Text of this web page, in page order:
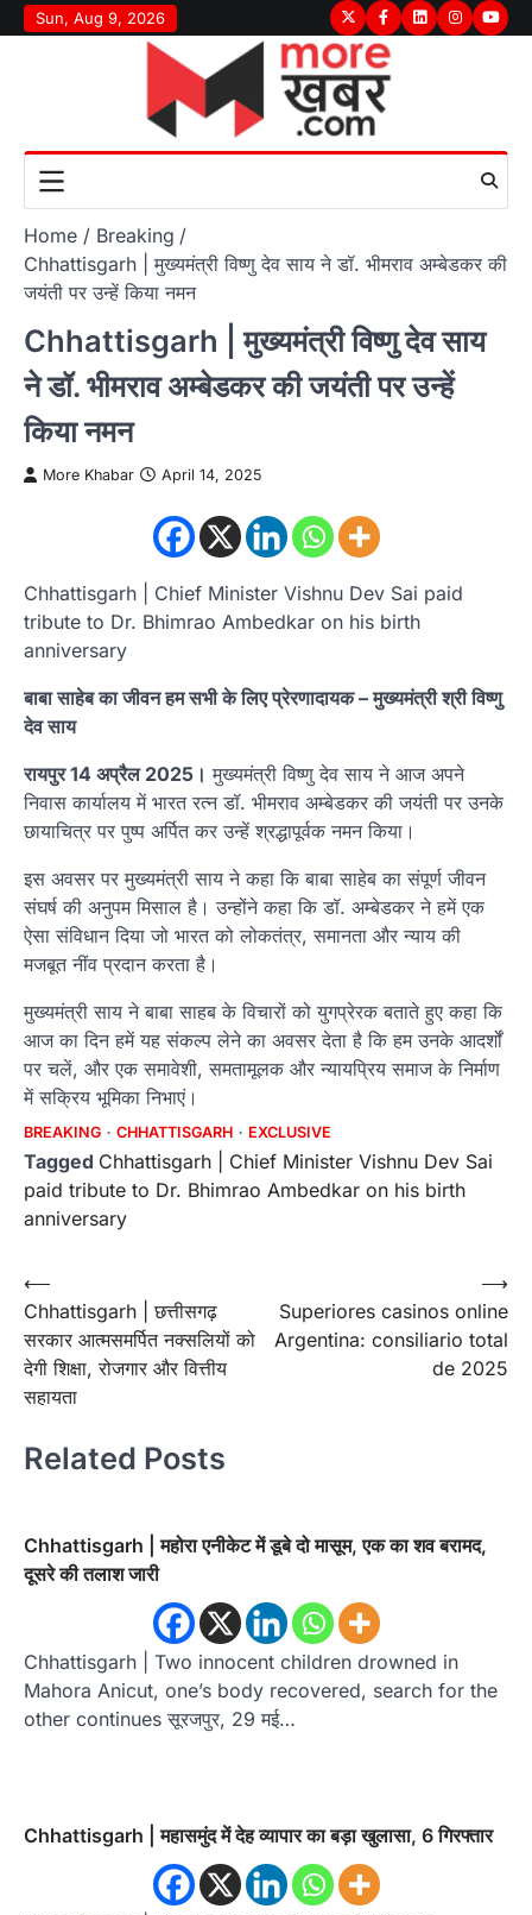
Skip
to
Sun, Aug 9, 2026 TwitterFacebook
LinkedInInstagram
Home
Breaking
Chhattisgarh | मुख्यमंत्री विष्णु देव साय ने डॉ. भीमराव अम्बेडकर की
जयंती पर उन्हें किया नमन
Chhattisgarh | मुख्यमंत्री विष्णु देव साय
ने डॉ. भीमराव अम्बेडकर की जयंती पर उन्हें
किया नमन
More Khabar April 14, 2025
Chhattisgarh | Chief Minister Vishnu Dev Sai paid
tribute to Dr. Bhimrao Ambedkar on his birth
anniversary
बाबा साहेब का जीवन हम सभी के लिए प्रेरणादायक – मुख्यमंत्री श्री विष्णु
देव साय
रायपुर 14 अप्रैल 2025। मुख्यमंत्री विष्णु देव साय ने आज अपने
निवास कार्यालय में भारत रत्न डॉ. भीमराव अम्बेडकर की जयंती पर उनके
छायाचित्र पर पुष्प अर्पित कर उन्हें श्रद्धापूर्वक नमन किया।
इस अवसर पर मुख्यमंत्री साय ने कहा कि बाबा साहेब का संपूर्ण जीवन
संघर्ष की अनुपम मिसाल है। उन्होंने कहा कि डॉ. अम्बेडकर ने हमें एक
ऐसा संविधान दिया जो भारत को लोकतंत्र, समानता और न्याय की
मजबूत नींव प्रदान करता है।
मुख्यमंत्री साय ने बाबा साहब के विचारों को युगप्रेरक बताते हुए कहा कि
आज का दिन हमें यह संकल्प लेने का अवसर देता है कि हम उनके आदर्शों
पर चलें, और एक समावेशी, समतामूलक और न्यायप्रिय समाज के निर्माण
में सक्रिय भूमिका निभाएं।
BREAKING CHHATTISGARH EXCLUSIVE
Tagged Chhattisgarh | Chief Minister Vishnu Dev Sai
paid tribute to Dr. Bhimrao Ambedkar on his birth
anniversary
Post
navigation
⟵
Chhattisgarh | छत्तीसगढ़
सरकार आत्मसमर्पित नक्सलियों को
देगी शिक्षा, रोजगार और वित्तीय
सहायता
Superiores casinos online
Argentina: consiliario total
de 2025
⟶
Related Posts
Chhattisgarh | महोरा एनीकेट में डूबे दो मासूम, एक का शव बरामद,
दूसरे की तलाश जारी
Chhattisgarh | Two innocent children drowned in
Mahora Anicut, one’s body recovered, search for the
other continues सूरजपुर, 29 मई…
Chhattisgarh | महासमुंद में देह व्यापार का बड़ा खुलासा, 6 गिरफ्तार